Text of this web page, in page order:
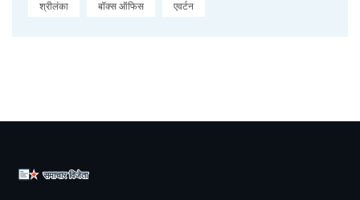
श्रीलंका बॉक्स ऑफिस एवर्टन